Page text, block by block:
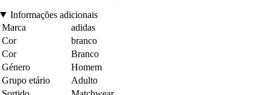
Informações adicionais
Marca
adidas
Cor
branco
Cor
Branco
Género
Homem
Grupo etário
Adulto